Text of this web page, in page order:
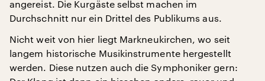
angereist. Die Kurgäste selbst machen im
Durchschnitt nur ein Drittel des Publikums aus.
Nicht weit von hier liegt Markneukirchen, wo seit
langem historische Musikinstrumente hergestellt
werden. Diese nutzen auch die Symphoniker gern: